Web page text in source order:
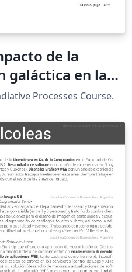
de la
galáctica en las
del
Processes Course.